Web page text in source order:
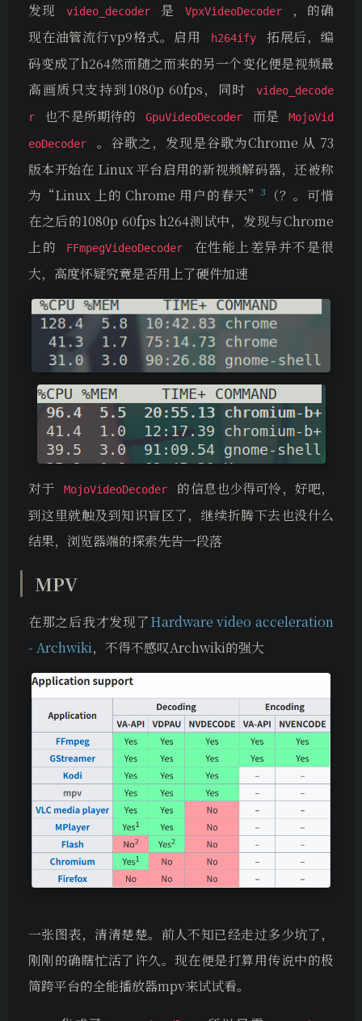
发现
video_decoder 是 VpxVideoDecoder
，的确
现在油管流行vp9格式。启用
h264ify
拓展后，编
码变成了h264然而随之而来的另一个变化便是视频最
高画质只支持到1080p 60fps，同时
video_decode
r 也不是所期待的 GpuVideoDecoder 而是 MojoVid
eoDecoder
。谷歌之，发现是谷歌为Chrome 从 73
版本开始在 Linux 平台启用的新视频解码器，还被称
为“Linux 上的 Chrome 用户的春天” 3
（？。可惜
在之后的1080p 60fps h264测试中，发现与Chrome
上的
FFmpegVideoDecoder
在性能上差异并不是很
大，高度怀疑究竟是否用上了硬件加速
对于 MojoVideoDecoder
的信息也少得可怜，好吧，
到这里就触及到知识盲区了，继续折腾下去也没什么
结果，浏览器端的探索先告一段落
MPV
在那之后我才发现了Hardware video acceleration
- Archwiki，不得不感叹Archwiki的强大
一张图表，清清楚楚。前人不知已经走过多少坑了，
刚刚的确瞎忙活了许久。现在便是打算用传说中的极
简跨平台的全能播放器mpv来试试看。